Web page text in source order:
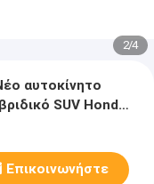
2/4
αυτοκίνητο
SUV Honda
Επικοινωνήστε